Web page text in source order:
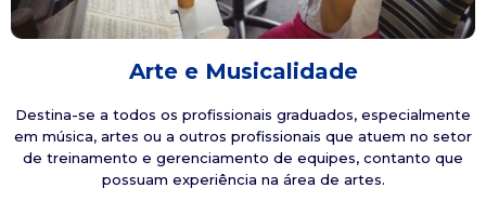
Arte e Musicalidade
Destina-se a todos os profissionais graduados, especialmente
em música, artes ou a outros profissionais que atuem no setor
de treinamento e gerenciamento de equipes, contanto que
possuam experiência na área de artes.